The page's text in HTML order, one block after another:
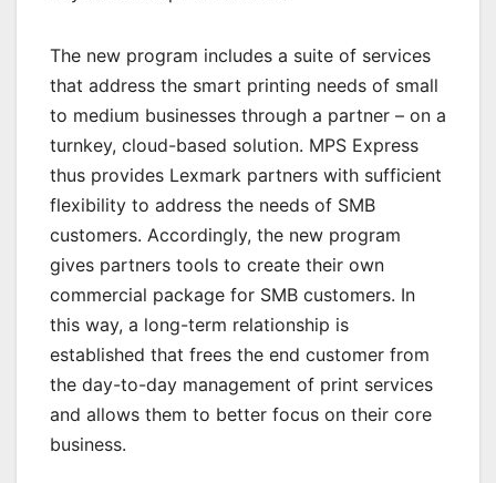
The new program includes a suite of services
that address the smart printing needs of small
to medium businesses through a partner – on a
turnkey, cloud-based solution. MPS Express
thus provides Lexmark partners with sufficient
flexibility to address the needs of SMB
customers. Accordingly, the new program
gives partners tools to create their own
commercial package for SMB customers. In
this way, a long-term relationship is
established that frees the end customer from
the day-to-day management of print services
and allows them to better focus on their core
business.